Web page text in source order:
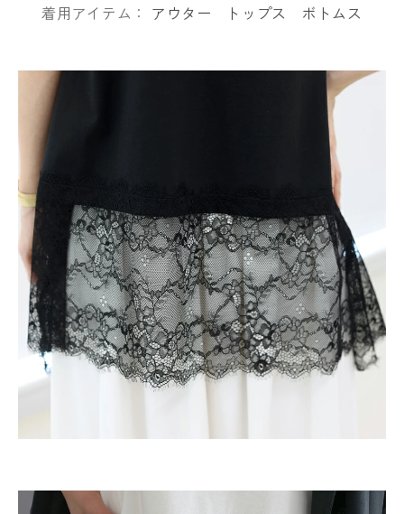
着用アイテム： アウター トップス ボトムス